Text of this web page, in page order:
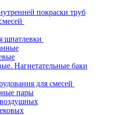
покраски труб
шпатлевки
Нагнетательные баки
для смесей
пары